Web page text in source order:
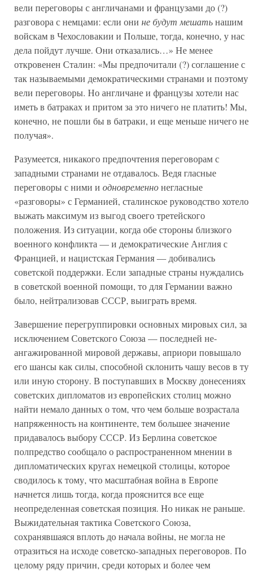
вели переговоры с англичанами и французами до (?)
разговора с немцами: если они не будут мешатьнашим
войскам в Чехословакии и Польше, тогда, конечно, у нас
дела пойдут лучше. Они отказались…» Не менее
откровенен Сталин: «Мы предпочитали (?) соглашение с
так называемыми демократическими странами и поэтому
вели переговоры. Но англичане и французы хотели нас
иметь в батраках и притом за это ничего не платить! Мы,
конечно, не пошли бы в батраки, и еще меньше ничего не
получая».
Разумеется, никакого предпочтения переговорам с
западными странами не отдавалось. Ведя гласные
переговоры с ними и одновременнонегласные
«разговоры» с Германией, сталинское руководство хотело
выжать максимум из выгод своего третейского
положения. Из ситуации, когда обе стороны близкого
военного конфликта — и демократические Англия с
Францией, и нацистская Германия — добивались
советской поддержки. Если западные страны нуждались
в советской военной помощи, то для Германии важно
было, нейтрализовав СССР, выиграть время.
Завершение перегруппировки основных мировых сил, за
исключением Советского Союза — последней не-
ангажированной мировой державы, априори повышало
его шансы как силы, способной склонить чашу весов в ту
или иную сторону. В поступавших в Москву донесениях
советских дипломатов из европейских столиц можно
найти немало данных о том, что чем больше возрастала
напряженность на континенте, тем большее значение
придавалось выбору СССР. Из Берлина советское
полпредство сообщало о распространенном мнении в
дипломатических кругах немецкой столицы, которое
сводилось к тому, что масштабная война в Европе
начнется лишь тогда, когда прояснится все еще
неопределенная советская позиция. Но никак не раньше.
Выжидательная тактика Советского Союза,
сохранявшаяся вплоть до начала войны, не могла не
отразиться на исходе советско-западных переговоров. По
целому ряду причин, среди которых и более чем